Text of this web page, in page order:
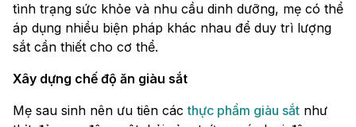
tình trạng sức khỏe và nhu cầu dinh dưỡng, mẹ có thể
áp dụng nhiều biện pháp khác nhau để duy trì lượng
sắt cần thiết cho cơ thể.
Xây dựng chế độ ăn giàu sắt
Mẹ sau sinh nên ưu tiên cácthực phẩm giàu sắt như